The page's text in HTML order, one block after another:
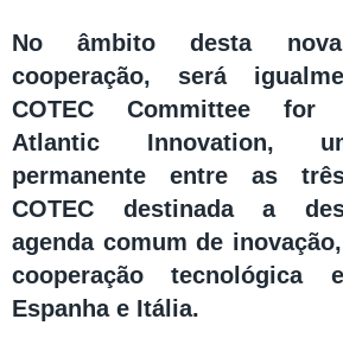
No âmbito desta
cooperação, será
COTEC Committee for
Atlantic Innovation,
permanente entre as
COTEC destinada a
agenda comum de
cooperação tecnológica
Espanha e Itália.